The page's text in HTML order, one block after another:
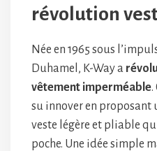
révolution
Née en 1965 sous
Duhamel, K-Way a
vêtement imperméable.
su innover en proposant
veste légère et pliable
poche. Une idée simple